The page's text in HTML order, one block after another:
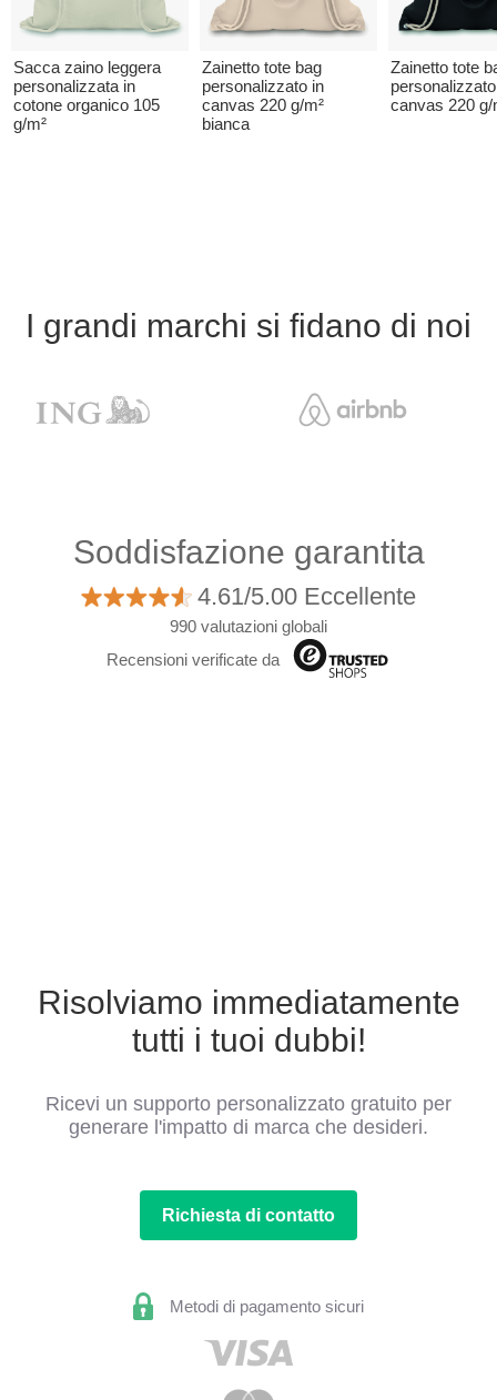
Sacca zaino leggera
personalizzata in
cotone organico 105
g/m²
Zainetto tote bag
personalizzato in
canvas 220 g/m²
bianca
Zainetto tote
canvas 220 g/
I grandi marchi si fidano di noi
Soddisfazione garantita
4.61/5.00 Eccellente
990 valutazioni globali
Recensioni verificate da
Risolviamo immediatamente
tutti i tuoi dubbi!
Ricevi un supporto personalizzato gratuito per
generare l'impatto di marca che desideri.
Richiesta di contatto
Metodi di pagamento sicuri